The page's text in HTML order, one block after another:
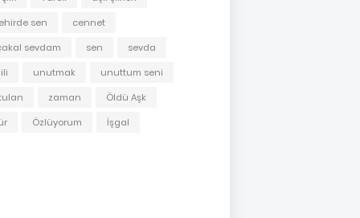
sen
cennet
sevdam
sen
sevda
unutmak
unuttum seni
zaman
Öldü Aşk
Özlüyorum İşgal